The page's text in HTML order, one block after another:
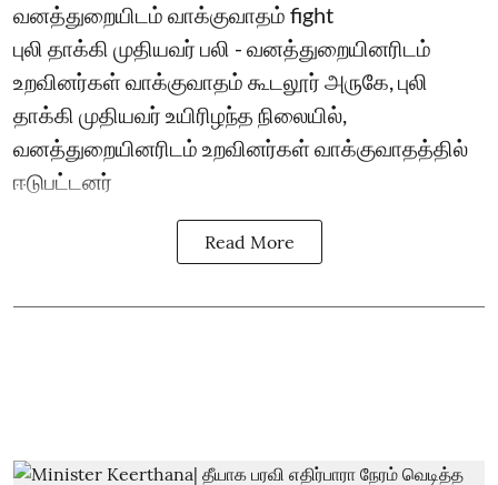
வனத்துறையிடம் வாக்குவாதம் fight
புலி தாக்கி முதியவர் பலி - வனத்துறையினரிடம்
உறவினர்கள் வாக்குவாதம் கூடலூர் அருகே, புலி
தாக்கி முதியவர் உயிரிழந்த நிலையில்,
வனத்துறையினரிடம் உறவினர்கள் வாக்குவாதத்தில்
ஈடுபட்டனர்
Read More